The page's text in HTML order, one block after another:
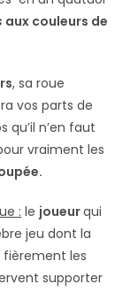
aux couleurs de
, sa roue
vos parts de
qu’il n’en faut
vraiment les
: le joueurqui
jeu dont la
fièrement les
supporter